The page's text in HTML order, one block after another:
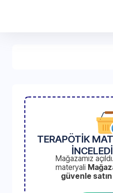
TERAPÖTİK
Mağazamız
materyali
güvenle